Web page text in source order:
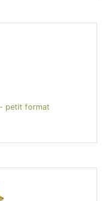
petit format